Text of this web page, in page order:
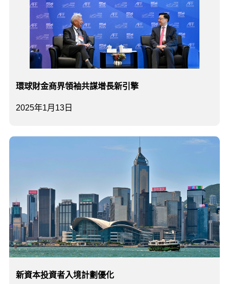
2025年1月13日
環球財金商界領袖共謀增長新引擎
新資本投資者入境計劃優化